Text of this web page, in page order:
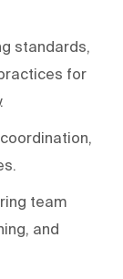
standards,
for
team
and